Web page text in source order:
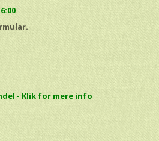
- Klik for mere info